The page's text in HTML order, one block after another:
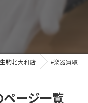
駒北大和店 #楽器買取
ージ一覧